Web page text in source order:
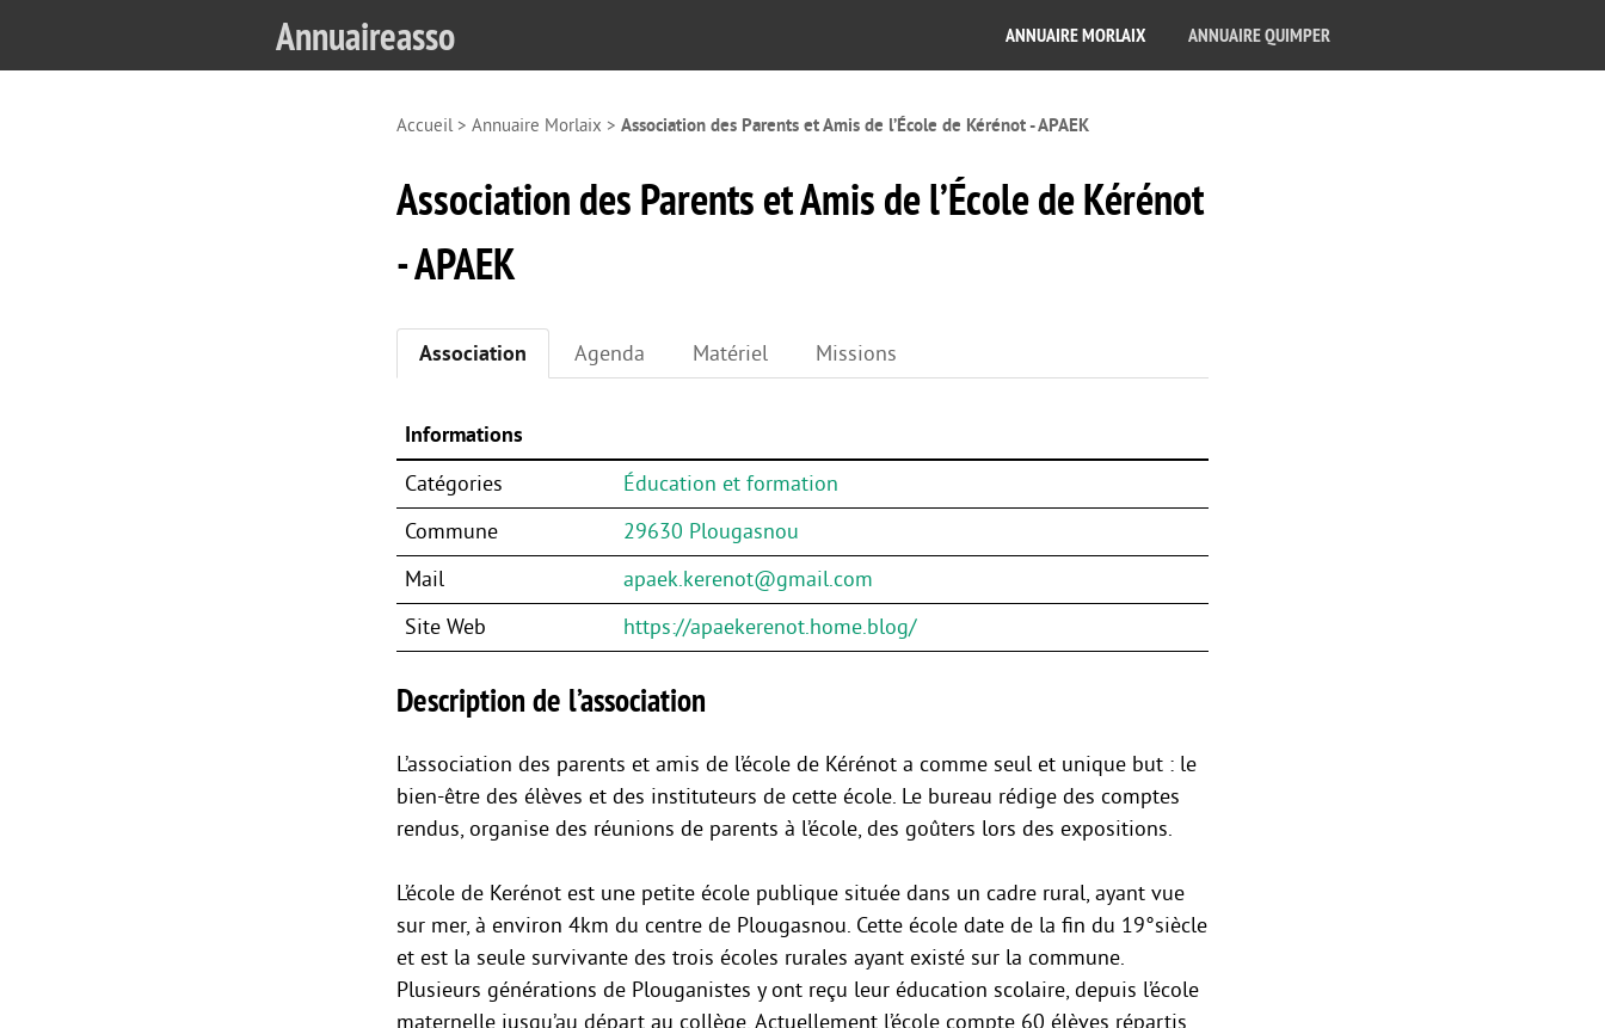
Annuaireasso ANNUAIRE MORLAIX ANNUAIRE QUIMPER
Accueil> Annuaire Morlaix > Association des Parents et Amis de l’École de Kérénot - APAEK
Association des Parents et Amis de l’École de Kérénot
- APAEK
Association Agenda Matériel Missions
Informations
Catégories
Éducation et formation
Commune
29630 Plougasnou
Mail
apaek.kerenot@gmail.com
Site Web
https://apaekerenot.home.blog/
Description de l’association
L’association des parents et amis de l’école de Kérénot a comme seul et unique but : le
bien-être des élèves et des instituteurs de cette école. Le bureau rédige des comptes
rendus, organise des réunions de parents à l’école, des goûters lors des expositions.
L’école de Kerénot est une petite école publique située dans un cadre rural, ayant vue
sur mer, à environ 4km du centre de Plougasnou. Cette école date de la fin du 19°siècle
et est la seule survivante des trois écoles rurales ayant existé sur la commune.
Plusieurs générations de Plouganistes y ont reçu leur éducation scolaire, depuis l’école
maternelle jusqu’au départ au collège. Actuellement l’école compte 60 élèves répartis